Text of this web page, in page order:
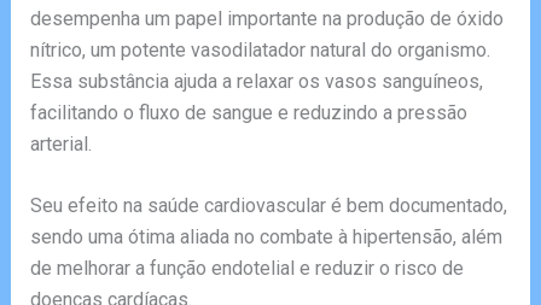
desempenha um papel importante na produção de óxido
nítrico, um potente vasodilatador natural do organismo.
Essa substância ajuda a relaxar os vasos sanguíneos,
facilitando o fluxo de sangue e reduzindo a pressão
arterial.
Seu efeito na saúde cardiovascular é bem documentado,
sendo uma ótima aliada no combate à hipertensão, além
de melhorar a função endotelial e reduzir o risco de
doenças cardíacas.